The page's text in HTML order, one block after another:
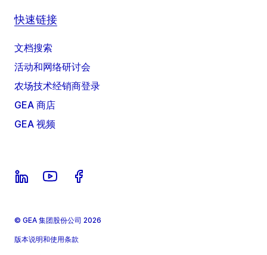
快速链接
文档搜索
活动和网络研讨会
农场技术经销商登录
GEA 商店
GEA 视频
© GEA 集团股份公司 2026
版本说明和使用条款